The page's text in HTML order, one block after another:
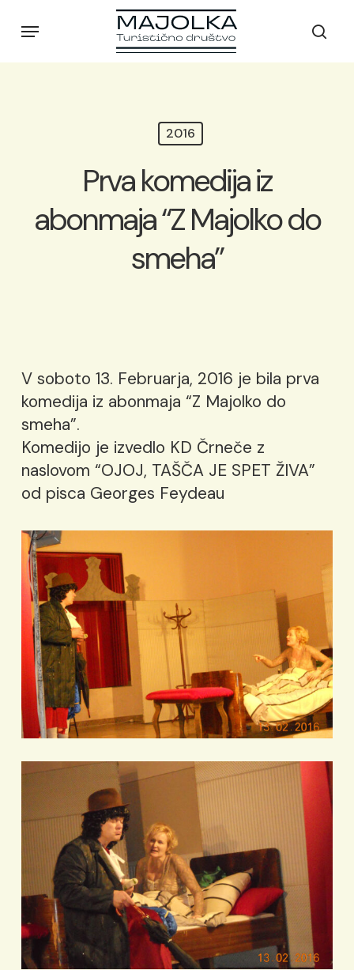
Menu
2016
Prva komedija iz
abonmaja “Z Majolko do
smeha”
V soboto 13. Februarja, 2016 je bila prva
komedija iz abonmaja “Z Majolko do
smeha”.
Komedijo je izvedlo KD Črneče z
naslovom “OJOJ, TAŠČA JE SPET ŽIVA”
od pisca Georges Feydeau